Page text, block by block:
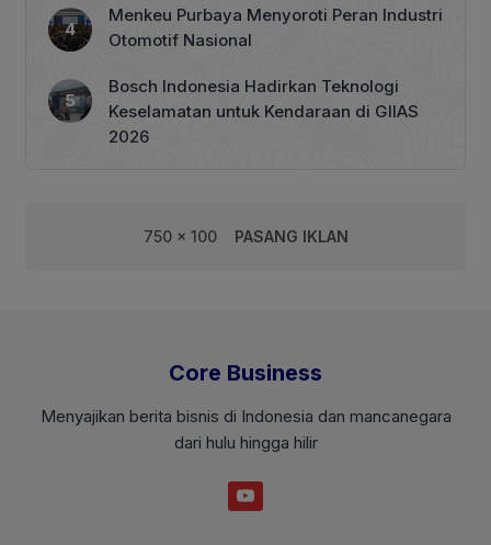
Menkeu Purbaya Menyoroti Peran Industri
Otomotif Nasional
Bosch Indonesia Hadirkan Teknologi
Keselamatan untuk Kendaraan di GIIAS
2026
750 x 100 PASANG IKLAN
Core Business
Menyajikan berita bisnis di Indonesia dan mancanegara
dari hulu hingga hilir